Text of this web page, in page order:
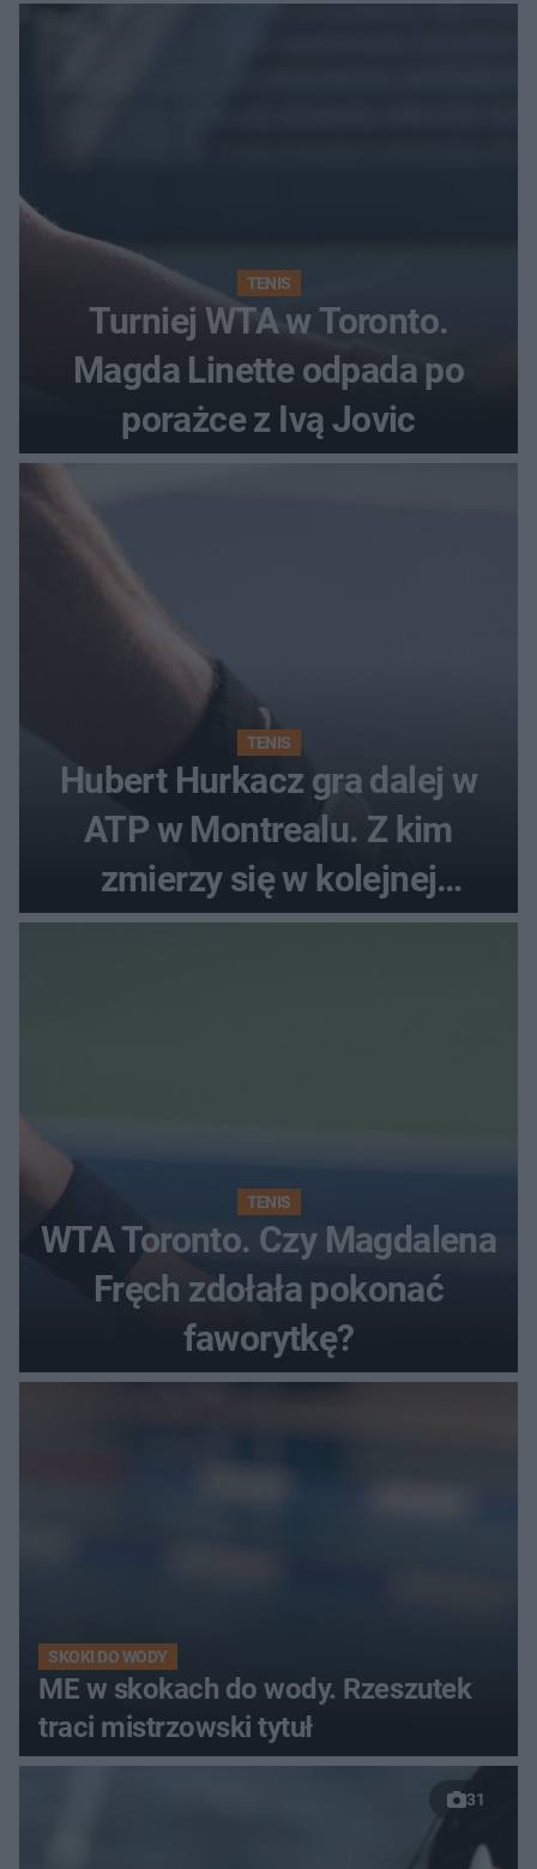
TENIS
Turniej WTA w Toronto.
Magda Linette odpada po
porażce z Ivą Jovic
TENIS
Hubert Hurkacz gra dalej w
ATP w Montrealu. Z kim
zmierzy się w kolejnej
rundzie?
TENIS
WTA Toronto. Czy Magdalena
Fręch zdołała pokonać
faworytkę?
SKOKI DO WODY
ME w skokach do wody. Rzeszutek
traci mistrzowski tytuł
31